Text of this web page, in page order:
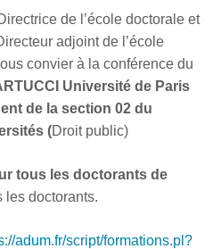
de l’école doctorale et
adjoint de l’école
convier à la conférence du
Université de Paris
de la section 02 du
(Droit public)
tous les doctorants de
les doctorants.
adum.fr/script/formations.pl?